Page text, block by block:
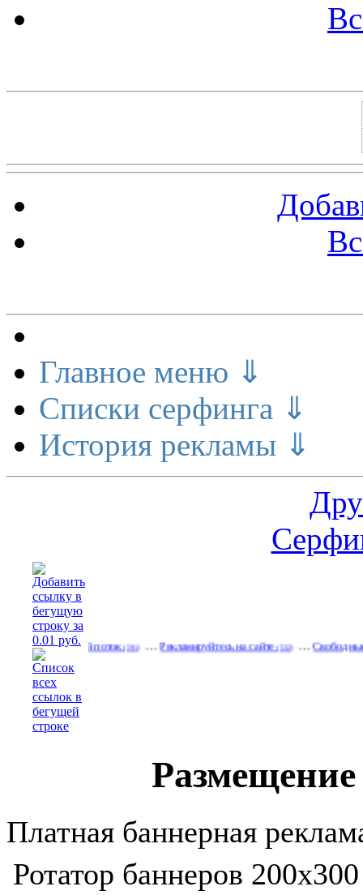
Главное меню ⇓
Списки серфинга ⇓
История рекламы ⇓
денежный поток(591)…Рекламируйтесь на сайте(532)…Свободные
Размещение
Платная баннерная
Ротатор баннеров